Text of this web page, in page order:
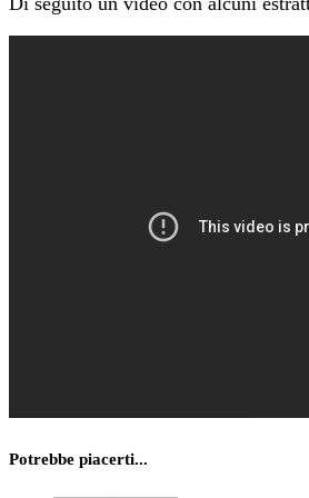
Potrebbe piacerti...